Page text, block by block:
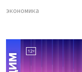
экономика